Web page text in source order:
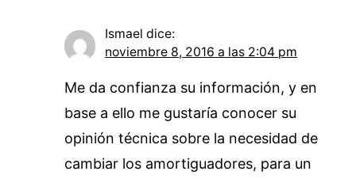
Ismael dice:
noviembre 8, 2016 a las 2:04 pm
Me da confianza su información, y en
base a ello me gustaría conocer su
opinión técnica sobre la necesidad de
cambiar los amortiguadores, para un